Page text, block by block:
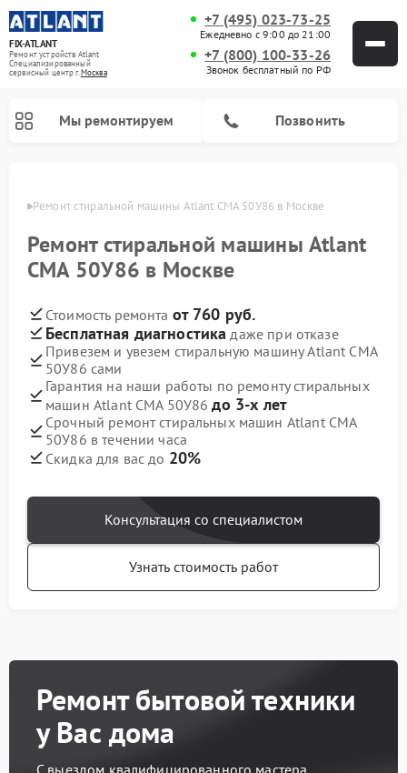
FIX-ATLANT
Ремонт устройств Atlant
Специализированный
cервисный центр г.Москва
+7 (495) 023-73-25
Ежедневно с 9:00 до 21:00
+7 (800) 100-33-26
Звонок бесплатный по РФ
Мы ремонтируем Позвонить
Ремонт стиральной машины Atlant СМА 50У86 в Москве
Ремонт стиральной машины Atlant
СМА 50У86 в Москве
Стоимость ремонта от 760 руб.
Бесплатная диагностика даже при отказе
Привезем и увезем стиральную машину Atlant СМА
50У86 сами
Гарантия на наши работы по ремонту стиральных
машин Atlant СМА 50У86до 3-х лет
Срочный ремонт стиральных машин Atlant СМА
50У86 в течении часа
Скидка для вас до 20%
Консультация со специалистом
Узнать стоимость работ
Ремонт бытовой техники
у Вас дома
С выездом квалифицированного мастера